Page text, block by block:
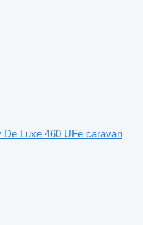
De Luxe 460 UFe caravan